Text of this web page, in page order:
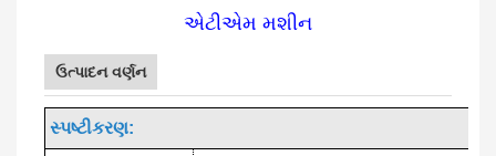
એટીએમ મશીન
ઉત્પાદન વર્ણન
સ્પષ્ટીકરણ: